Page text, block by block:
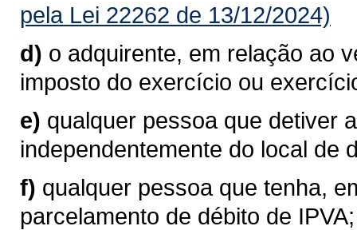
pela Lei 22262 de 13/12/2024)
d) o adquirente, em relação ao
imposto do exercício ou
e) qualquer pessoa que detiver
independentemente do local de
f) qualquer pessoa que tenha,
parcelamento de débito de IPVA;